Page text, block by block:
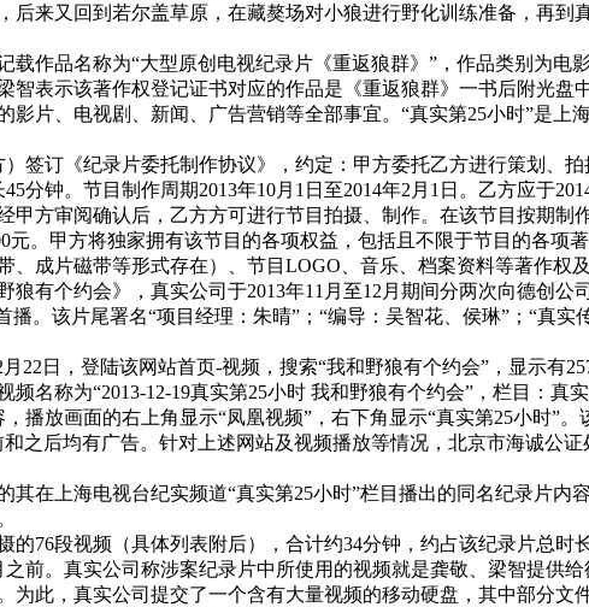
来又回到若尔盖草原，在藏獒场对小狼进行野化训练准备，再到
载作品名称为“大型原创电视纪录片《重返狼群》”，作品类别为电
表示该著作权登记证书对应的作品是《重返狼群》一书后附光盘
片、电视剧、新闻、广告营销等全部事宜。“真实第25小时”是上
签订《纪录片委托制作协议》，约定：甲方委托乙方进行策划、
分钟。节目制作周期2013年10月1日至2014年2月1日。乙方应于
方审阅确认后，乙方方可进行节目拍摄、制作。在该节目按期制
。甲方将独家拥有该节目的各项权益，包括且不限于节目的各项
成片磁带等形式存在）、节目LOGO、音乐、档案资料等著作权
有个约会》，真实公司于2013年11月至12月期间分两次向德创公
。该片尾署名“项目经理：朱晴”；“编导：吴智花、侯琳”；“真
22日，登陆该网站首页-视频，搜索“我和野狼有个约会”，显示有
名称为“2013-12-19真实第25小时 我和野狼有个约会”，栏目：真
播放画面的右上角显示“凤凰视频”，右下角显示“真实第25小时”
之后均有广告。针对上述网站及视频播放等情况，北京市海诚公
在上海电视台纪实频道“真实第25小时”栏目播出的同名纪录片内
76段视频（具体列表附后），合计约34分钟，约占该纪录片总时
前。真实公司称涉案纪录片中所使用的视频就是龚敬、梁智提供
此，真实公司提交了一个含有大量视频的移动硬盘，其中部分文